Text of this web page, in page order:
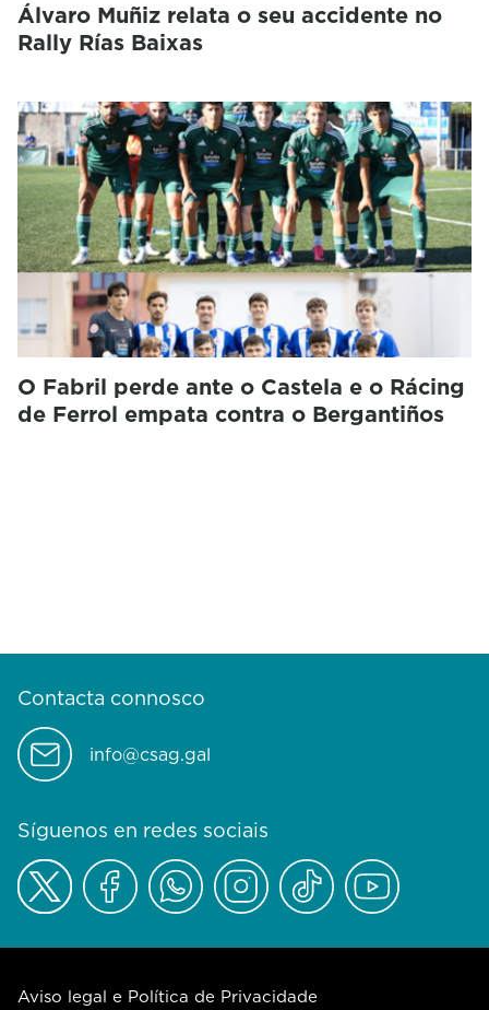
Álvaro Muñiz relata o seu accidente no
Rally Rías Baixas
O Fabril perde ante o Castela e o Rácing
de Ferrol empata contra o Bergantiños
Contacta connosco
info@csag.gal
Síguenos en redes sociais
Aviso legal e Política de Privacidade